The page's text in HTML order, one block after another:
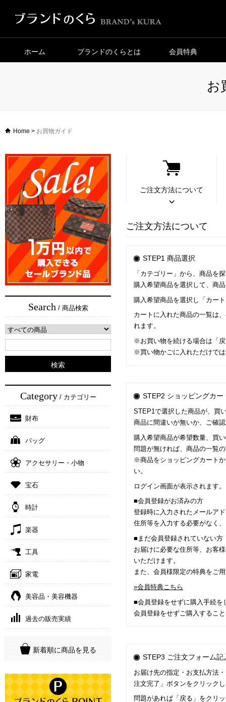
ホーム ブランドのくらとは 会員特典
お
Home > お買物ガイド
Search/ 商品検索
Category/ カテゴリー
財布
バッグ
アクセサリー・小物
宝石
時計
楽器
工具
家電
美容品・美容機器
過去の販売実績
新着順に商品を見る
ご注文方法について
ご注文方法について
STEP1 商品選択
「カテゴリー」から、商品を
購入希望商品を選択して、商
購入希望商品を選択し「カー
カートに入れた商品の一覧は
れます。
※お買い物を続ける場合は「
※買い物かごに入れただけで
STEP2 ショッピングカー
STEP1で選択した商品が、買
商品に間違いが無いか、ご確
購入希望商品が希望数量、買
問題が無ければ、商品の一覧
※商品をショッピングカート
い。
ログイン画面が表示されます。
■会員登録がお済みの方
登録時に入力されたメールア
住所等を入力する必要がなく
■まだ会員登録されていない方
お届けに必要な住所等、お客
いただけます。
また、会員様限定の特典をご
»会員特典こちら
■会員登録をせずに購入手続を
会員登録をせずご購入するこ
STEP3 ご注文フォーム
お届け先の指定・お支払方法
注文完了」ボタンをクリック
問題があれば「戻る」をクリ